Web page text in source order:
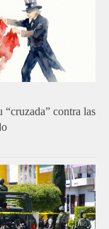
“cruzada” contra las